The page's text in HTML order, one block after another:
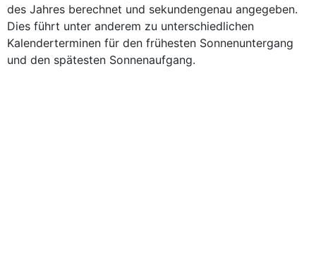
des Jahres berechnet und sekundengenau angegeben.
Dies führt unter anderem zu unterschiedlichen
Kalenderterminen für den frühesten Sonnenuntergang
und den spätesten Sonnenaufgang.